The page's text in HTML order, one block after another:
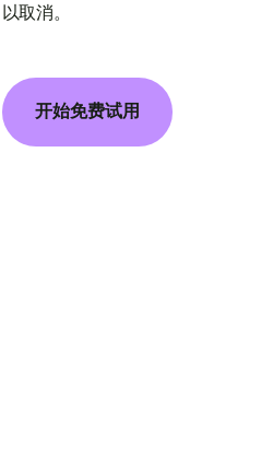
以取消。
开始免费试用